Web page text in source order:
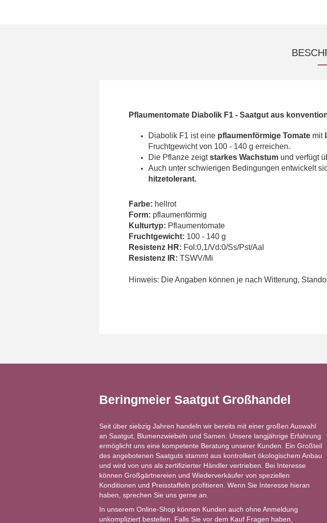
Pflaumentomate Diabolik F1 - Saatgut aus
Diabolik F1 ist eine pflaumenförmige Tomate mit
Fruchtgewicht von 100 - 140 g erreichen.
Die Pflanze zeigtstarkes Wachstum und verfügt
Auch unter schwierigen Bedingungen entwickelt
hitzetolerant.
Farbe: hellrot
Form: pflaumenförmig
Kulturtyp: Pflaumentomate
Fruchtgewicht: 100 - 140 g
Resistenz HR: Fol:0,1/Vd:0/Ss/Pst/Aal
Resistenz IR: TSWV/Mi
Hinweis: Die Angaben können je nach Witterung,
Beringmeier Saatgut Großhandel
Seit über siebzig Jahren handeln wir bereits mit einer großen Auswahl
an Saatgut, Blumenzwiebeln und Samen. Unsere langjährige Erfahrung
ermöglicht uns eine kompetente Beratung unserer Kunden. Ein Großteil
des angebotenen Saatguts stammt aus kontrolliert ökologischem Anbau
und wird von uns als zertifizierter Händler vertrieben. Bei Interesse
können Großgärtnereien und Wiederverkäufer von speziellen
Konditionen und Preisstaffeln profitieren. Wenn Sie Interesse hieran
haben, sprechen Sie uns gerne an.
In unserem Online-Shop können Kunden auch ohne Anmeldung
unkompliziert bestellen. Falls Sie vor dem Kauf Fragen haben,